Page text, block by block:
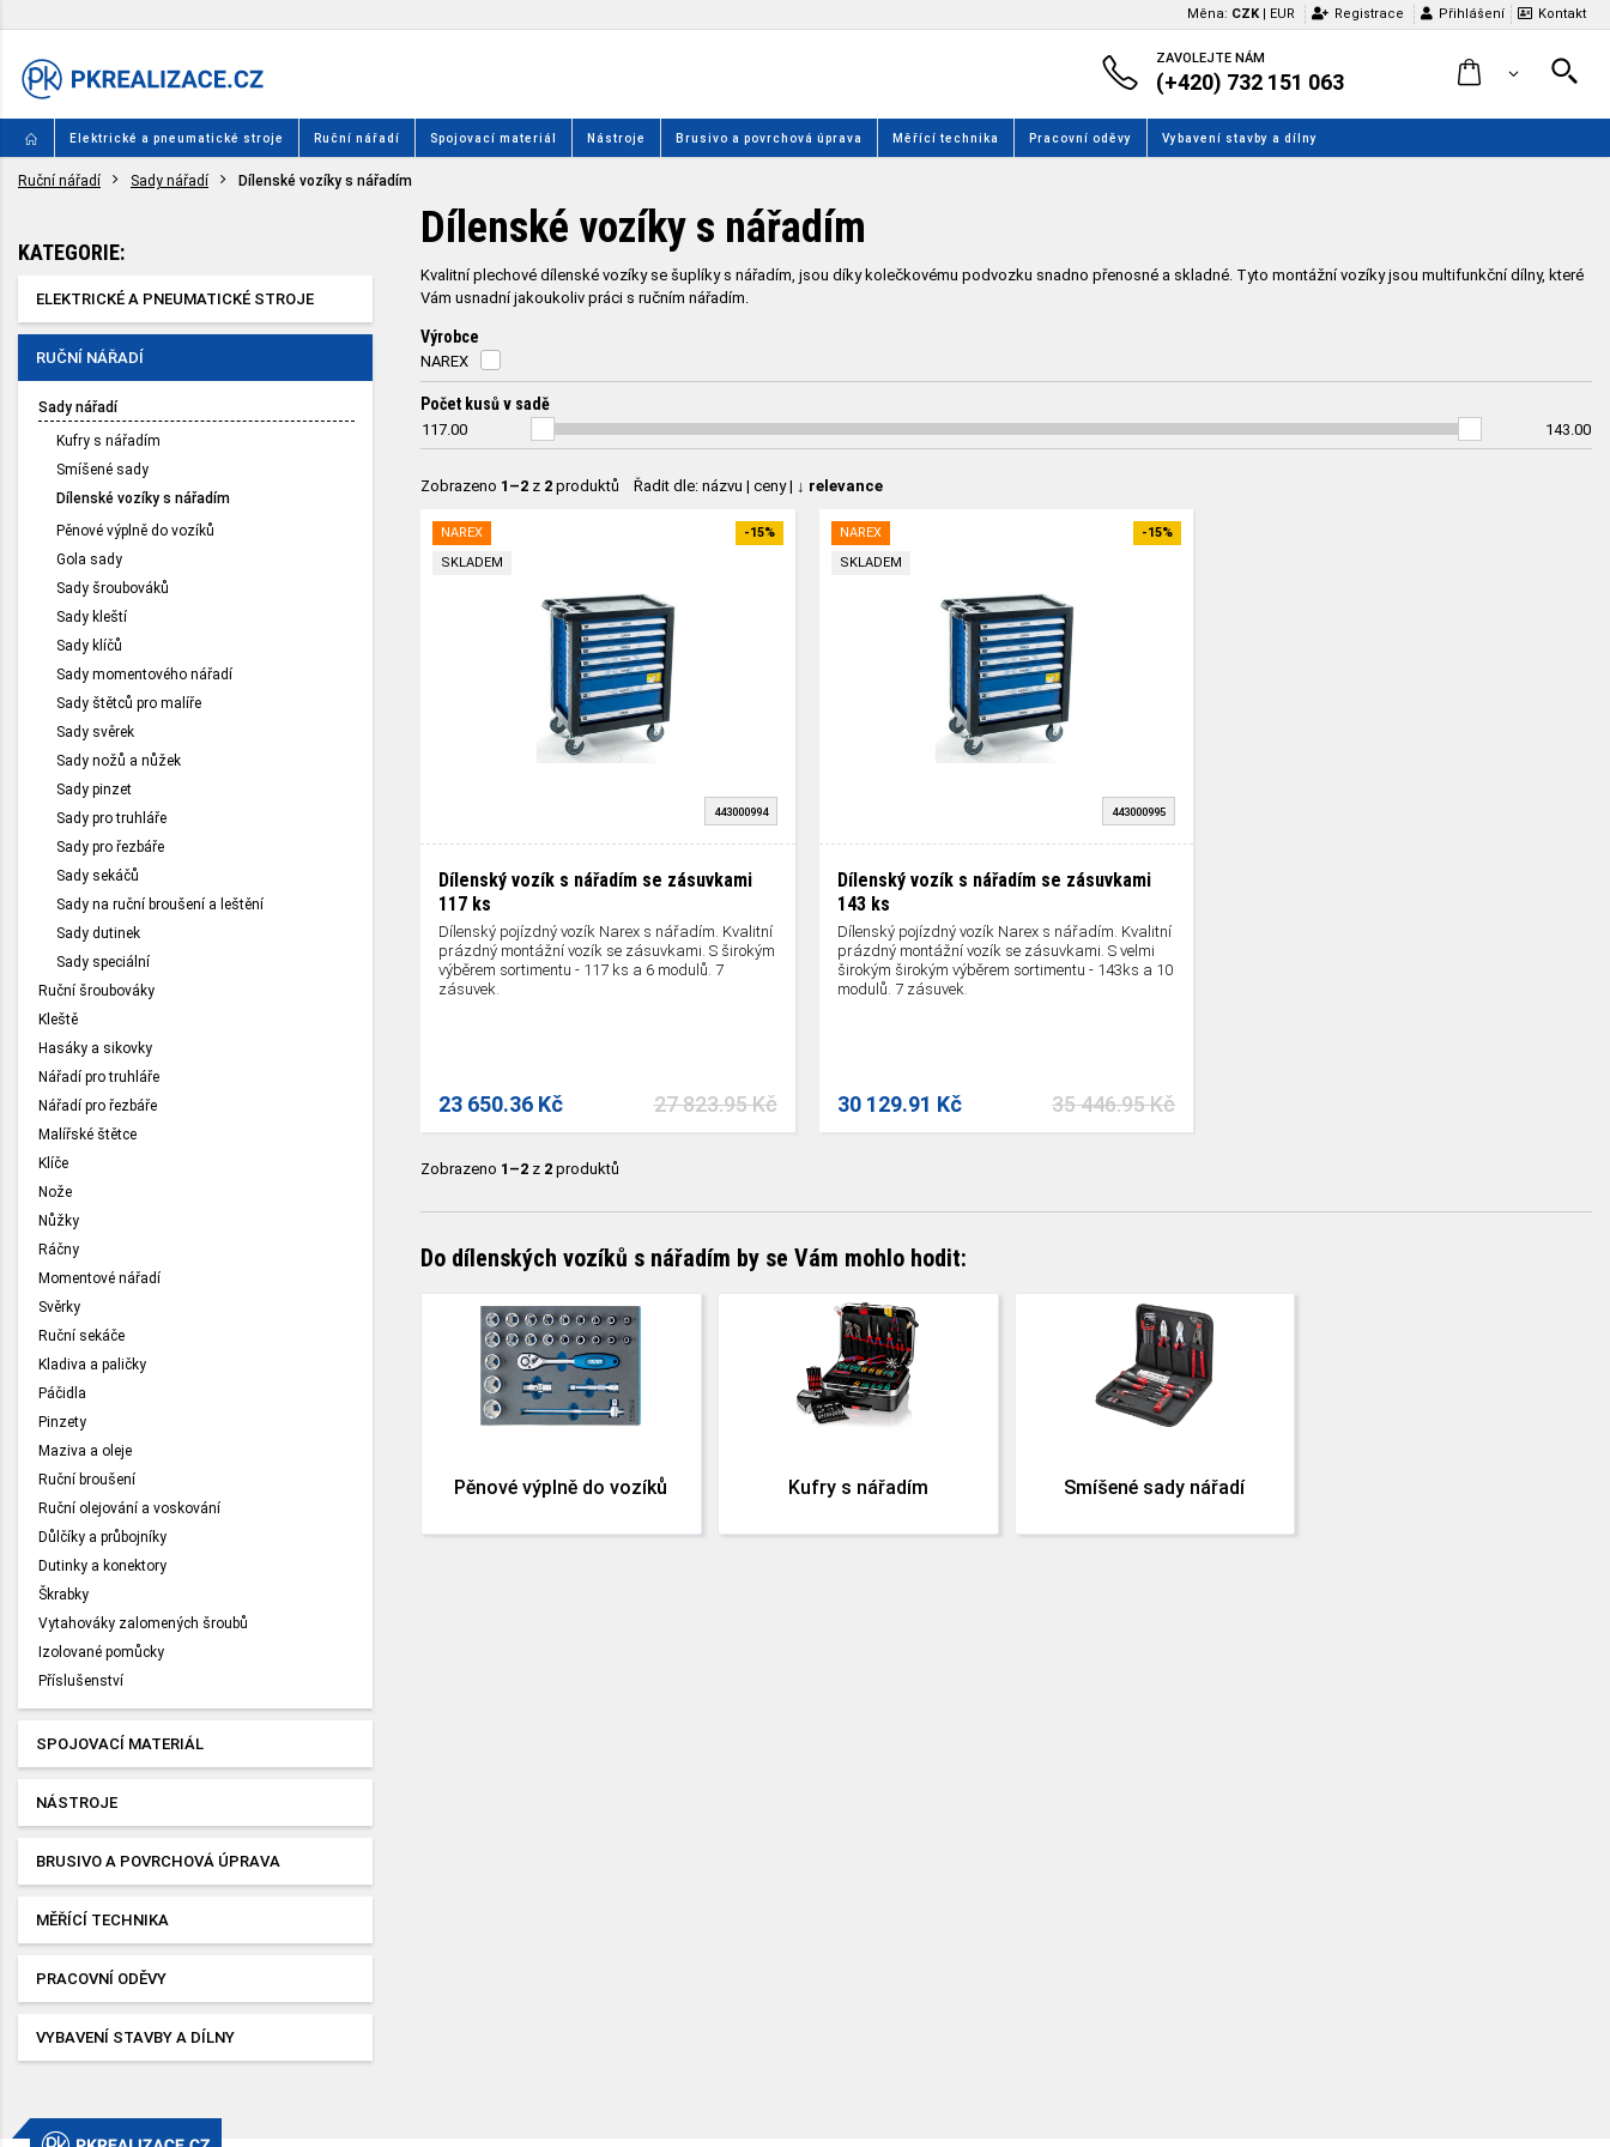
Měna: CZK | EUR Registrace Přihlášení Kontakt
ZAVOLEJTE NÁM
(+420) 732 151 063
Elektrické a pneumatické stroje Ruční nářadí Spojovací materiál Nástroje Brusivo a povrchová úprava Měřící technika Pracovní oděvy Vybavení stavby a dílny
Ruční nářadí Sady nářadí Dílenské vozíky s nářadím
Dílenské vozíky s nářadím
Kvalitní plechové dílenské vozíky se šuplíky s nářadím, jsou díky kolečkovému podvozku snadno přenosné a skladné. Tyto montážní vozíky jsou multifunkční dílny, které
Vám usnadní jakoukoliv práci s ručním nářadím.
Výrobce
NAREX
Počet kusů v sadě
117.00 143.00
Zobrazeno 1–2 z 2 produktů Řadit dle: názvu | ceny| ↓ relevance
NAREX
SKLADEM
-15%
443000994
Dílenský vozík s nářadím se zásuvkami
117 ks
Dílenský pojízdný vozík Narex s nářadím. Kvalitní
prázdný montážní vozík se zásuvkami. S širokým
výběrem sortimentu - 117 ks a 6 modulů. 7
zásuvek.
27 823.95 Kč
23 650.36 Kč
NAREX
SKLADEM
-15%
443000995
Dílenský vozík s nářadím se zásuvkami
143 ks
Dílenský pojízdný vozík Narex s nářadím. Kvalitní
prázdný montážní vozík se zásuvkami. S velmi
širokým širokým výběrem sortimentu - 143ks a 10
modulů. 7 zásuvek.
35 446.95 Kč
30 129.91 Kč
Zobrazeno 1–2 z 2 produktů
Do dílenských vozíků s nářadím by se Vám mohlo hodit:
Pěnové výplně do vozíků Kufry s nářadím Smíšené sady nářadí
KATEGORIE:
ELEKTRICKÉ A PNEUMATICKÉ STROJE
RUČNÍ NÁŘADÍ
Sady nářadí
Kufry s nářadím
Smíšené sady
Dílenské vozíky s nářadím
Pěnové výplně do vozíků
Gola sady
Sady šroubováků
Sady kleští
Sady klíčů
Sady momentového nářadí
Sady štětců pro malíře
Sady svěrek
Sady nožů a nůžek
Sady pinzet
Sady pro truhláře
Sady pro řezbáře
Sady sekáčů
Sady na ruční broušení a leštění
Sady dutinek
Sady speciální
Ruční šroubováky
Kleště
Hasáky a sikovky
Nářadí pro truhláře
Nářadí pro řezbáře
Malířské štětce
Klíče
Nože
Nůžky
Ráčny
Momentové nářadí
Svěrky
Ruční sekáče
Kladiva a paličky
Páčidla
Pinzety
Maziva a oleje
Ruční broušení
Ruční olejování a voskování
Důlčíky a průbojníky
Dutinky a konektory
Škrabky
Vytahováky zalomených šroubů
Izolované pomůcky
Příslušenství
SPOJOVACÍ MATERIÁL
NÁSTROJE
BRUSIVO A POVRCHOVÁ ÚPRAVA
MĚŘÍCÍ TECHNIKA
PRACOVNÍ ODĚVY
VYBAVENÍ STAVBY A DÍLNY